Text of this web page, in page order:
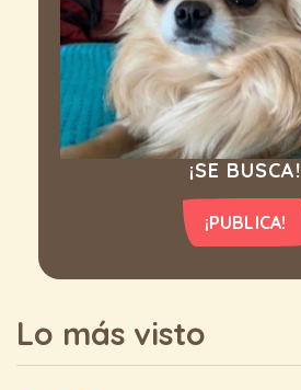
¡SE BUSCA!
¡PUBLICA!
Lo más visto